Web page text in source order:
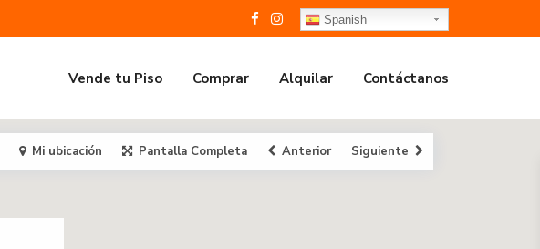
Spanish
Vende tu Piso Comprar Alquilar Contáctanos
Mi ubicación Pantalla Completa Anterior Siguiente